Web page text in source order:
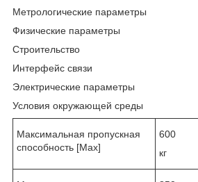
Метрологические параметры
Физические параметры
Строительство
Интерфейс связи
Электрические параметры
Условия окружающей среды
Максимальная пропускная
способность [Max]
600
кг